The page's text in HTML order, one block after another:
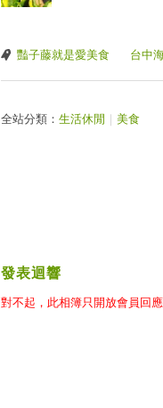
豔子藤就是愛美食 台中
全站分類： 生活休閒 美食
發表迴響
對不起，此相簿只開放會員回應